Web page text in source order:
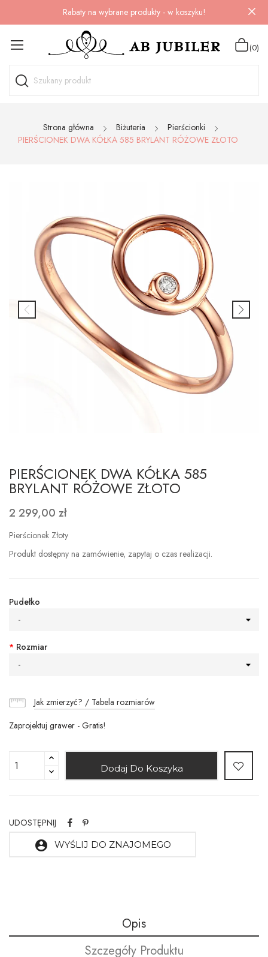
Rabaty na wybrane produkty - w koszyku!
(0)
Strona główna Biżuteria
Pierścionki
PIERŚCIONEK DWA KÓŁKA 585 BRYLANT RÓŻOWE ZŁOTO
PIERŚCIONEK DWA KÓŁKA 585
BRYLANT RÓŻOWE ZŁOTO
2 299,00 zł
Pierścionek Złoty
Produkt dostępny na zamówienie, zapytaj o czas realizacji.
Pudełko
-
* Rozmiar
-
Jak zmierzyć? / Tabela rozmiarów
Zaprojektuj grawer - Gratis!
Dodaj Do Koszyka
UDOSTĘPNIJ
account_circle WYŚLIJ DO ZNAJOMEGO
Opis
Szczegóły Produktu